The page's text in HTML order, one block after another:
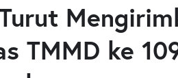
TMMD ke